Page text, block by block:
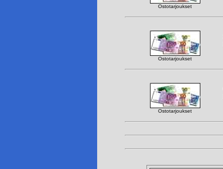
Ostotarjoukset
Ostotarjoukset
Ostotarjoukset